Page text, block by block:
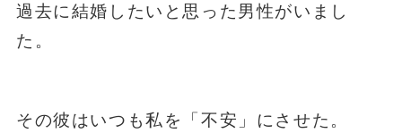
過去に結婚したいと思った男性がいまし
た。
その彼はいつも私を「不安」にさせた。